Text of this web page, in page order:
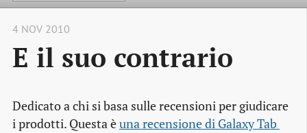
4 NOV 2010
E il suo contrario
Dedicato a chi si basa sulle recensioni per giudicare
i prodotti. Questa èuna recensione di Galaxy Tab